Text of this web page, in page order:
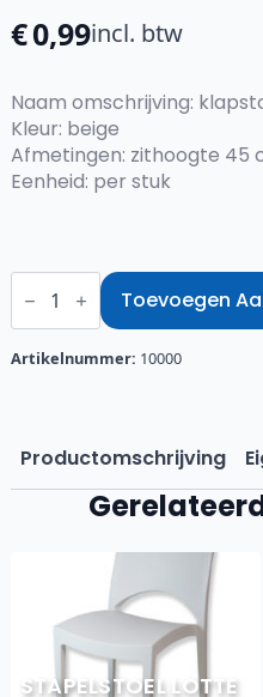
€0,99incl. btw
Naam omschrijving:
Kleur: beige
Afmetingen: zithoogte 45
Eenheid: per stuk
Klapstoel
beige Toevoegen
Artikelnummer: 10000
Productomschrijving
STAPELSTOEL LOTTE